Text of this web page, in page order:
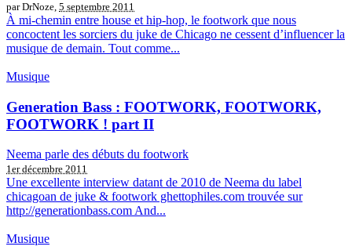
par DrNoze, 5 septembre 2011
À mi-chemin entre house et hip-hop, le footwork que nous
concoctent les sorciers du juke de Chicago ne cessent d’influencer la
musique de demain. Tout comme...
Musique
Generation Bass : FOOTWORK, FOOTWORK,
FOOTWORK ! part II
Neema parle des débuts du footwork
1er décembre 2011
Une excellente interview datant de 2010 de Neema du label
chicagoan de juke & footwork ghettophiles.com trouvée sur
http://generationbass.com And...
Musique